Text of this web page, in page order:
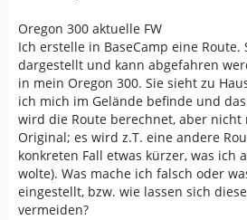
Oregon 300 aktuelle FW
Ich erstelle in BaseCamp eine
dargestellt und kann abgefahren
in mein Oregon 300. Sie sieht zu
ich mich im Gelände befinde und
wird die Route berechnet, aber nicht
Original; es wird z.T. eine andere
konkreten Fall etwas kürzer, was ich
wolte). Was mache ich falsch oder
eingestellt, bzw. wie lassen sich
vermeiden?